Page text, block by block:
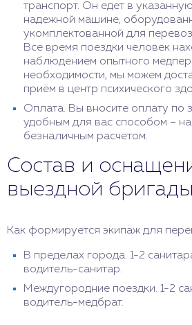
транспорт. Он едет в
надежной машине,
укомплектованной для
Все время поездки человек
наблюдением опытного
необходимости, мы можем
приём в центр психического
Оплата. Вы вносите оплату по
удобным для вас способом –
безналичным расчетом.
Состав и
выездной бригады
Как формируется экипаж для
В пределах города. 1-2
водитель-санитар.
Междугородние поездки. 1-2
водитель-медбрат.